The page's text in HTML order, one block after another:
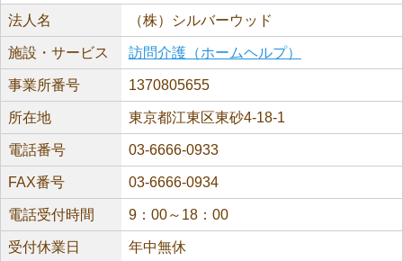
法人名 （株）シルバーウッド
施設・サービス 訪問介護（ホームヘルプ）
事業所番号 1370805655
所在地 東京都江東区東砂4-18-1
電話番号 03-6666-0933
FAX番号 03-6666-0934
電話受付時間 9：00～18：00
受付休業日 年中無休